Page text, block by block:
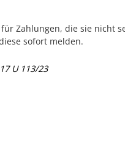
Zahlungen, die sie nicht
sofort melden.
U 113/23